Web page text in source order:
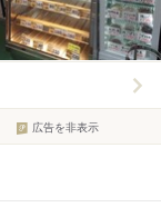
広告を非表示